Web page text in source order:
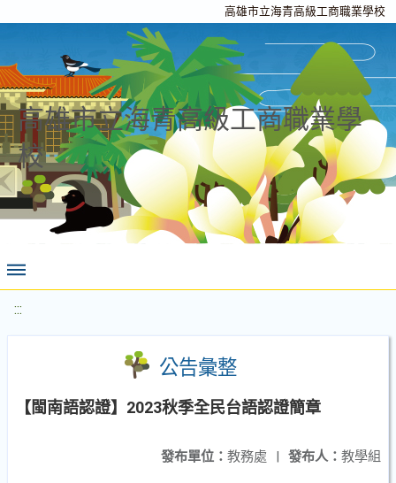
高雄市立海青高級工商職業學校
高雄市立海青高級工商職業學
校
:::
公告彙整
【閩南語認證】2023秋季全民台語認證簡章
發布人： 教學組
發布單位： 教務處 |